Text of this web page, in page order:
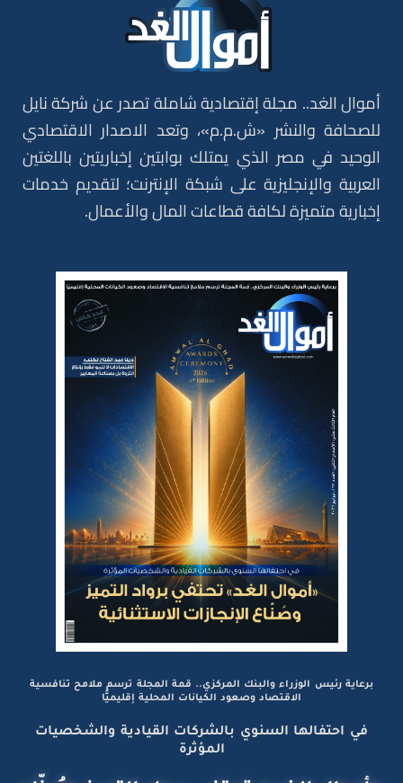
أموال الغد.. مجلة إقتصادية شاملة تصدر عن شركة نايل
للصحافة والنشر «ش.م.م»، وتعد الاصدار الاقتصادي
الوحيد في مصر الذي يمتلك بوابتين إخباريتين باللغتين
العربية والإنجليزية على شبكة الإنترنت؛ لتقديم خدمات
إخبارية متميزة لكافة قطاعات المال والأعمال.
برعاية رئيس الوزراء والبنك المركزي.. قمة المجلة ترسم ملامح تنافسية
الاقتصاد وصعود الكيانات المحلية إقليميًّا
في احتفالها السنوي بالشركات القيادية والشخصيات
المؤثرة